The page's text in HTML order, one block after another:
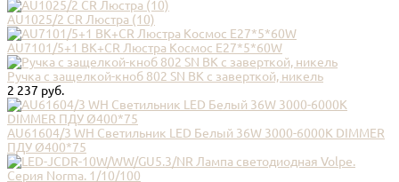
AU1025/2 CR Люстра (10)
AU7101/5+1 BK+CR Люстра Космос E27*5*60W
Ручка с защелкой-кноб 802 SN BK с заверткой, никель
2 237 руб.
AU61604/3 WH Светильник LED Белый 36W 3000-6000K DIMMER
ПДУ Ø400*75